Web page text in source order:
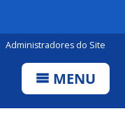
Administradores do Site
MENU